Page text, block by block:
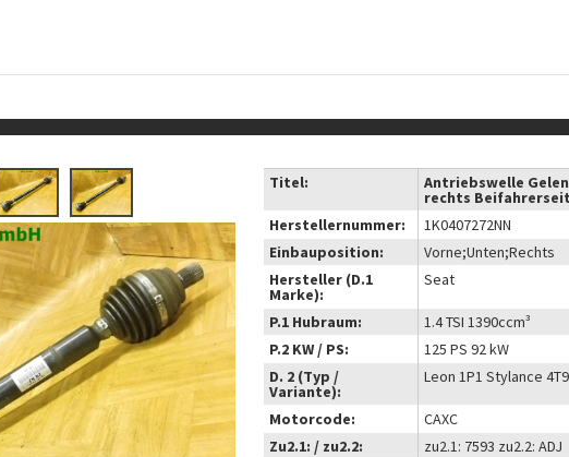
Titel: Antriebswelle
rechts
Herstellernummer:
1K0407272NN
Einbauposition:
Vorne;Unten;Rechts
Hersteller (D.1
Marke):
Seat
P.1 Hubraum:
1.4 TSI 1390ccm³
P.2 KW / PS:
125 PS 92 kW
D. 2 (Typ /
Variante):
Leon 1P1 Stylance
Motorcode:
CAXC
Zu2.1: / zu2.2:
zu2.1: 7593 zu2.2: ADJ